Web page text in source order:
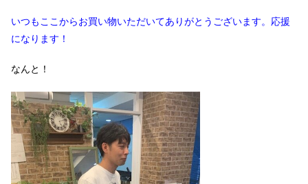
いつもここからお買い物いただいてありがとうございます。応援
になります！
なんと！